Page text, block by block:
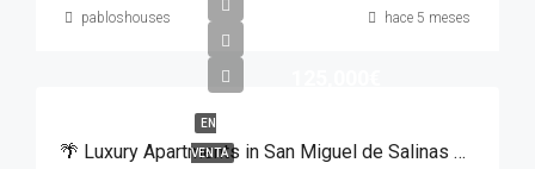
pabloshouses hace 5 meses
EN
VENTA 🌴 Luxury Apartments in San Miguel de Salinas – From €125,000